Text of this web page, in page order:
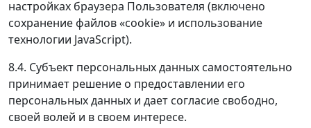
настройках браузера Пользователя (включено
сохранение файлов «cookie» и использование
технологии JavaScript).
8.4. Субъект персональных данных самостоятельно
принимает решение о предоставлении его
персональных данных и дает согласие свободно,
своей волей и в своем интересе.